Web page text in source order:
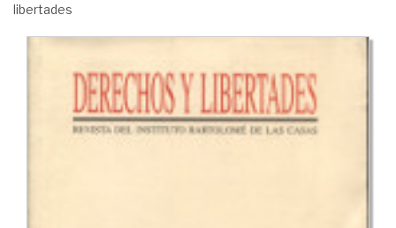
libertades